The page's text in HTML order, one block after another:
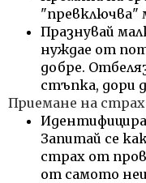
"превключва"
Празнувай
нуждае от
добре.
стъпка, дори
Приемане на
Запитай се
страх от
от самото